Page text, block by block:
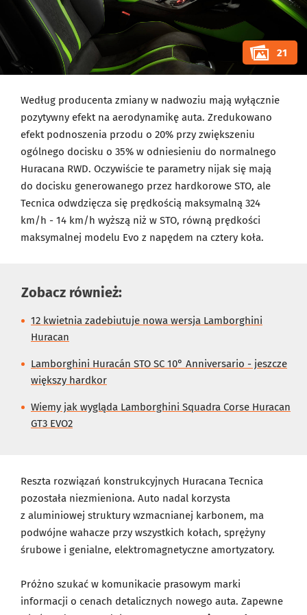
21
Według producenta zmiany w nadwoziu mają wyłącznie
pozytywny efekt na aerodynamikę auta. Zredukowano
efekt podnoszenia przodu o 20% przy zwiększeniu
ogólnego docisku o 35% w odniesieniu do normalnego
Huracana RWD. Oczywiście te parametry nijak się mają
do docisku generowanego przez hardkorowe STO, ale
Tecnica odwdzięcza się prędkością maksymalną 324
km/h - 14 km/h wyższą niż w STO, równą prędkości
maksymalnej modelu Evo z napędem na cztery koła.
Zobacz również:
12 kwietnia zadebiutuje nowa wersja Lamborghini
Huracan
Lamborghini Huracán STO SC 10° Anniversario - jeszcze
większy hardkor
Wiemy jak wygląda Lamborghini Squadra Corse Huracan
GT3 EVO2
Reszta rozwiązań konstrukcyjnych Huracana Tecnica
pozostała niezmieniona. Auto nadal korzysta
z aluminiowej struktury wzmacnianej karbonem, ma
podwójne wahacze przy wszystkich kołach, sprężyny
śrubowe i genialne, elektromagnetyczne amortyzatory.
Próżno szukać w komunikacie prasowym marki
informacji o cenach detalicznych nowego auta. Zapewne